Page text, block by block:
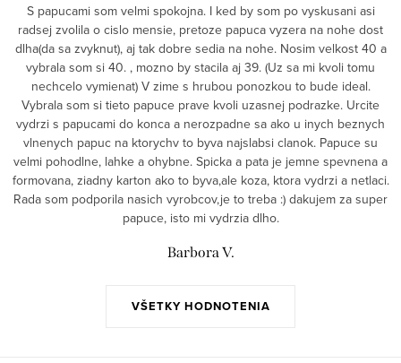
VŠETKY HODNOTENIA
S papucami som velmi spokojna. I ked by som po vyskusani asi
radsej zvolila o cislo mensie, pretoze papuca vyzera na nohe dost
dlha(da sa zvyknut), aj tak dobre sedia na nohe. Nosim velkost 40 a
vybrala som si 40. , mozno by stacila aj 39. (Uz sa mi kvoli tomu
nechcelo vymienat) V zime s hrubou ponozkou to bude ideal.
Vybrala som si tieto papuce prave kvoli uzasnej podrazke. Urcite
vydrzi s papucami do konca a nerozpadne sa ako u inych beznych
vlnenych papuc na ktorychv to byva najslabsi clanok. Papuce su
velmi pohodlne, lahke a ohybne. Spicka a pata je jemne spevnena a
formovana, ziadny karton ako to byva,ale koza, ktora vydrzi a netlaci.
Rada som podporila nasich vyrobcov,je to treba :) dakujem za super
papuce, isto mi vydrzia dlho.
Barbora V.